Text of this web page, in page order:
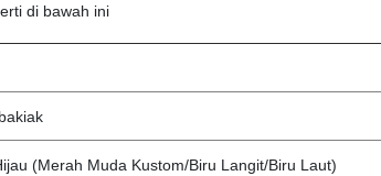
di bawah ini
(Merah Muda Kustom/Biru Langit/Biru Laut)